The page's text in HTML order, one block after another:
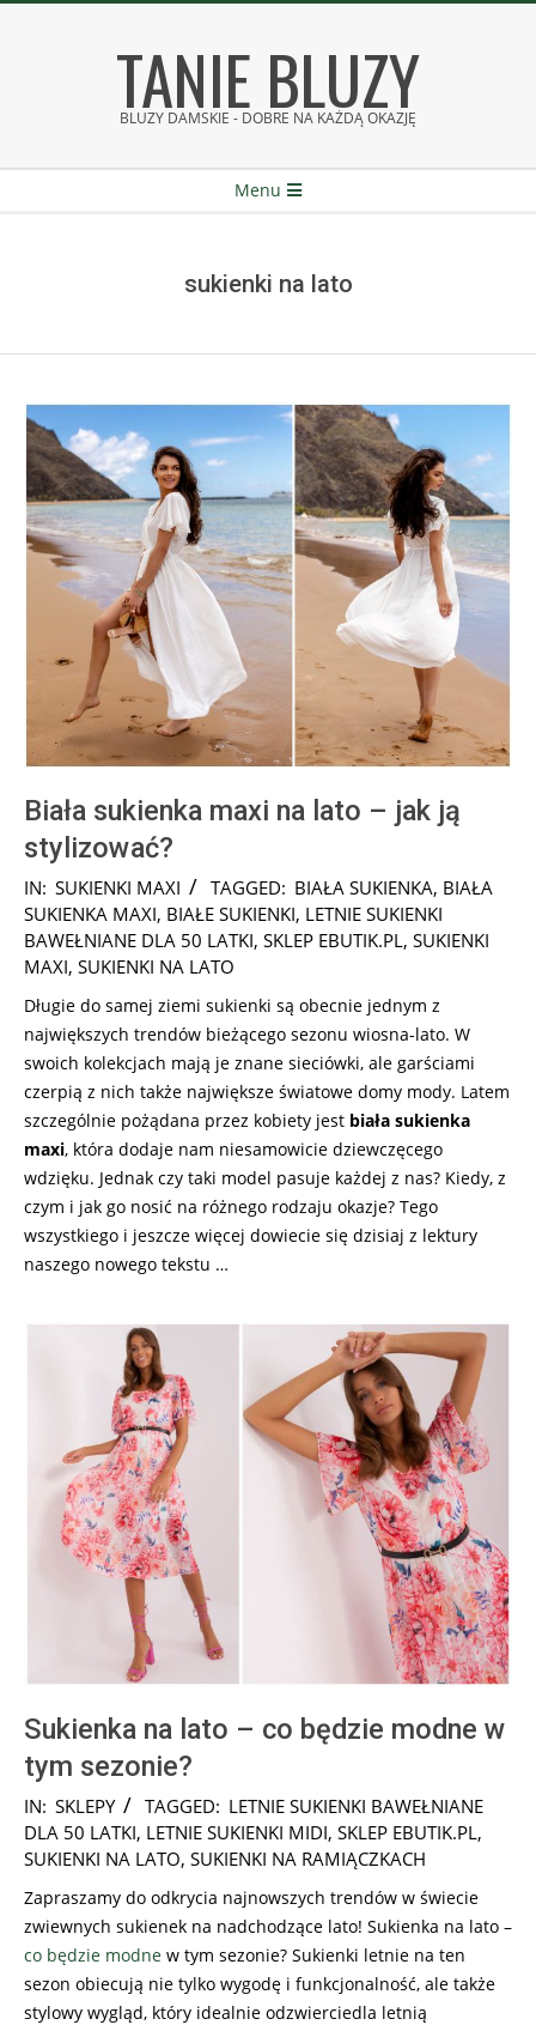
TANIE BLUZY
BLUZY DAMSKIE - DOBRE NA KAŻDĄ OKAZJĘ
Menu
sukienki na lato
Biała sukienka maxi na lato – jak ją
stylizować?
2026-
07-
27
IN: SUKIENKI MAXI TAGGED: BIAŁA SUKIENKA, BIAŁA
SUKIENKA MAXI, BIAŁE SUKIENKI, LETNIE SUKIENKI
BAWEŁNIANE DLA 50 LATKI, SKLEP EBUTIK.PL, SUKIENKI
MAXI, SUKIENKI NA LATO
Długie do samej ziemi sukienki są obecnie jednym z
największych trendów bieżącego sezonu wiosna-lato. W
swoich kolekcjach mają je znane sieciówki, ale garściami
czerpią z nich także największe światowe domy mody. Latem
szczególnie pożądana przez kobiety jest biała sukienka
maxi, która dodaje nam niesamowicie dziewczęcego
wdzięku. Jednak czy taki model pasuje każdej z nas? Kiedy, z
czym i jak go nosić na różnego rodzaju okazje? Tego
wszystkiego i jeszcze więcej dowiecie się dzisiaj z lektury
naszego nowego tekstu …
Sukienka na lato – co będzie modne w
tym sezonie?
2026-
06-
12
IN: SKLEPY TAGGED: LETNIE SUKIENKI BAWEŁNIANE
DLA 50 LATKI, LETNIE SUKIENKI MIDI, SKLEP EBUTIK.PL,
SUKIENKI NA LATO, SUKIENKI NA RAMIĄCZKACH
Zapraszamy do odkrycia najnowszych trendów w świecie
zwiewnych sukienek na nadchodzące lato! Sukienka na lato –
co będzie modne w tym sezonie? Sukienki letnie na ten
sezon obiecują nie tylko wygodę i funkcjonalność, ale także
stylowy wygląd, który idealnie odzwierciedla letnią